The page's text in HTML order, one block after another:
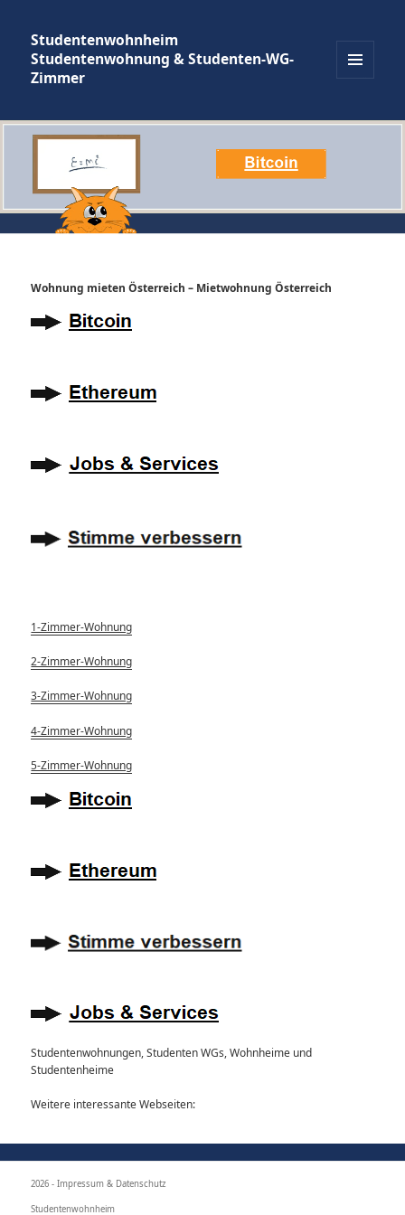
Studentenwohnheim
Studentenwohnung & Studenten-WG-
Zimmer
Wohnung mieten Österreich – Mietwohnung Österreich
1-Zimmer-Wohnung
2-Zimmer-Wohnung
3-Zimmer-Wohnung
4-Zimmer-Wohnung
5-Zimmer-Wohnung
Studentenwohnungen, Studenten WGs, Wohnheime und
Studentenheime
Weitere interessante Webseiten:
2026 -Impressum & Datenschutz
Studentenwohnheim